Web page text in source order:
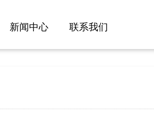
新闻中心 联系我们